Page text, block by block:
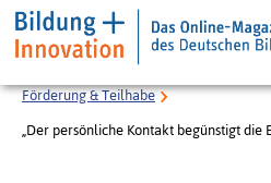
Förderung & Teilhabe
„Der persönliche Kontakt begünstigt die